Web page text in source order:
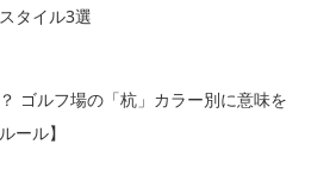
タイル3選
ゴルフ場の「杭」カラー別に意味を
ール】